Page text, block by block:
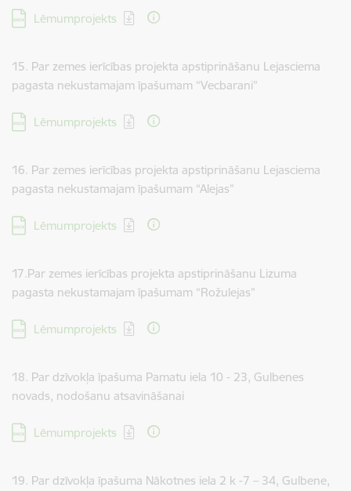
Lejupielādēt:
Lēmumprojekts
15. Par zemes ierīcības projekta apstiprināšanu Lejasciema
pagasta nekustamajam īpašumam “Vecbarani”
Lejupielādēt:
Lēmumprojekts
16. Par zemes ierīcības projekta apstiprināšanu Lejasciema
pagasta nekustamajam īpašumam “Alejas”
Lejupielādēt:
Lēmumprojekts
17.Par zemes ierīcības projekta apstiprināšanu Lizuma
pagasta nekustamajam īpašumam “Rožulejas”
Lejupielādēt:
Lēmumprojekts
18. Par dzīvokļa īpašuma Pamatu iela 10 - 23, Gulbenes
novads, nodošanu atsavināšanai
Lejupielādēt:
Lēmumprojekts
19. Par dzīvokļa īpašuma Nākotnes iela 2 k -7 – 34, Gulbene,